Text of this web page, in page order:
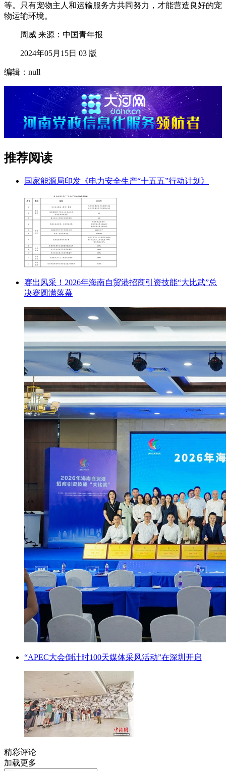
等。只有宠物主人和运输服务方共同努力，才能营造良好的宠
物运输环境。
周威 来源：中国青年报
2024年05月15日 03 版
编辑：null
推荐阅读
国家能源局印发《电力安全生产“十五五”行动计划》
赛出风采！2026年海南自贸港招商引资技能“大比武”总
决赛圆满落幕
“APEC大会倒计时100天媒体采风活动”在深圳开启
精彩评论
加载更多